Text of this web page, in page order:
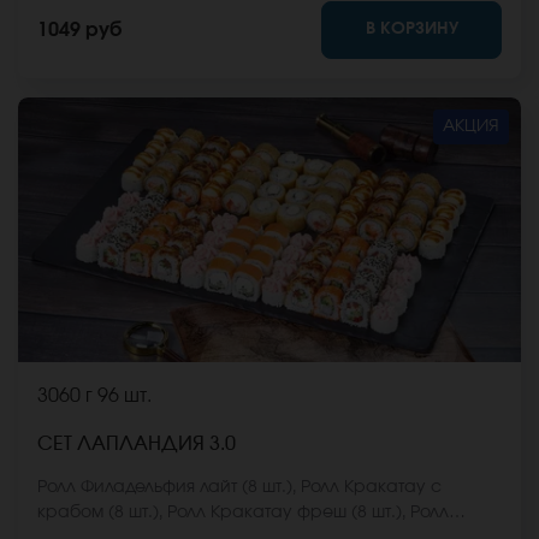
имбирь, васаби и соевый соус. Они не входят в
стоимость заказа. *Внешний вид блюда может
1049 руб В КОРЗИНУ
АКЦИЯ
3060 г 96 шт.
СЕТ ЛАПЛАНДИЯ 3.0